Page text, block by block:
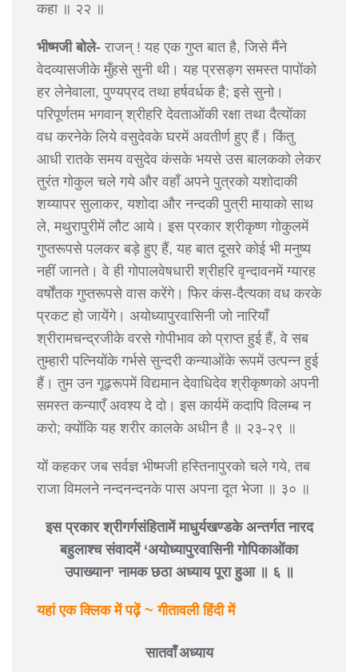
कहा ॥ २२ ॥
भीष्मजी बोले- राजन् ! यह एक गुप्त बात है, जिसे मैंने
वेदव्यासजीके मुँहसे सुनी थी। यह प्रसङ्ग समस्त पापोंको
हर लेनेवाला, पुण्यप्रद तथा हर्षवर्धक है; इसे सुनो।
परिपूर्णतम भगवान् श्रीहरि देवताओंकी रक्षा तथा दैत्योंका
वध करनेके लिये वसुदेवके घरमें अवतीर्ण हुए हैं। किंतु
आधी रातके समय वसुदेव कंसके भयसे उस बालकको लेकर
तुरंत गोकुल चले गये और वहाँ अपने पुत्रको यशोदाकी
शय्यापर सुलाकर, यशोदा और नन्दकी पुत्री मायाको साथ
ले, मथुरापुरीमें लौट आये। इस प्रकार श्रीकृष्ण गोकुलमें
गुप्तरूपसे पलकर बड़े हुए हैं, यह बात दूसरे कोई भी मनुष्य
नहीं जानते। वे ही गोपालवेषधारी श्रीहरि वृन्दावनमें ग्यारह
वर्षोंतक गुप्तरूपसे वास करेंगे। फिर कंस-दैत्यका वध करके
प्रकट हो जायेंगे। अयोध्यापुरवासिनी जो नारियाँ
श्रीरामचन्द्रजीके वरसे गोपीभाव को प्राप्त हुई हैं, वे सब
तुम्हारी पत्नियोंके गर्भसे सुन्दरी कन्याओंके रूपमें उत्पन्न हुई
हैं। तुम उन गूढ़रूपमें विद्यमान देवाधिदेव श्रीकृष्णको अपनी
समस्त कन्याएँ अवश्य दे दो। इस कार्यमें कदापि विलम्ब न
करो; क्योंकि यह शरीर कालके अधीन है ॥ २३-२९ ॥
यों कहकर जब सर्वज्ञ भीष्मजी हस्तिनापुरको चले गये, तब
राजा विमलने नन्दनन्दनके पास अपना दूत भेजा ॥ ३० ॥
इस प्रकार श्रीगर्गसंहितामें माधुर्यखण्डके अन्तर्गत नारद
बहुलाश्च संवादमें ‘अयोध्यापुरवासिनी गोपिकाओंका
उपाख्यान’ नामक छठा अध्याय पूरा हुआ ॥ ६ ॥
यहां एक क्लिक में पढ़ें ~ गीतावली हिंदी में
सातवाँ अध्याय